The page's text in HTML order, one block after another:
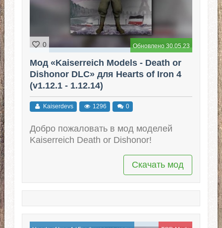
Обновлено 30.05.23
0
Мод «Kaiserreich Models - Death or
Dishonor DLC» для Hearts of Iron 4
(v1.12.1 - 1.12.14)
Kaiserdevs 1296 0
Добро пожаловать в мод моделей
Kaiserreich Death or Dishonor!
Скачать мод